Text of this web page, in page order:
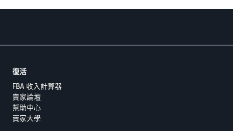
復活
FBA 收入計算器
賣家論壇
幫助中心
賣家大學